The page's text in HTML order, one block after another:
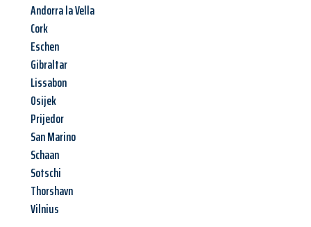
Andorra la Vella
Cork
Eschen
Gibraltar
Lissabon
Osijek
Prijedor
San Marino
Schaan
Sotschi
Thorshavn
Vilnius